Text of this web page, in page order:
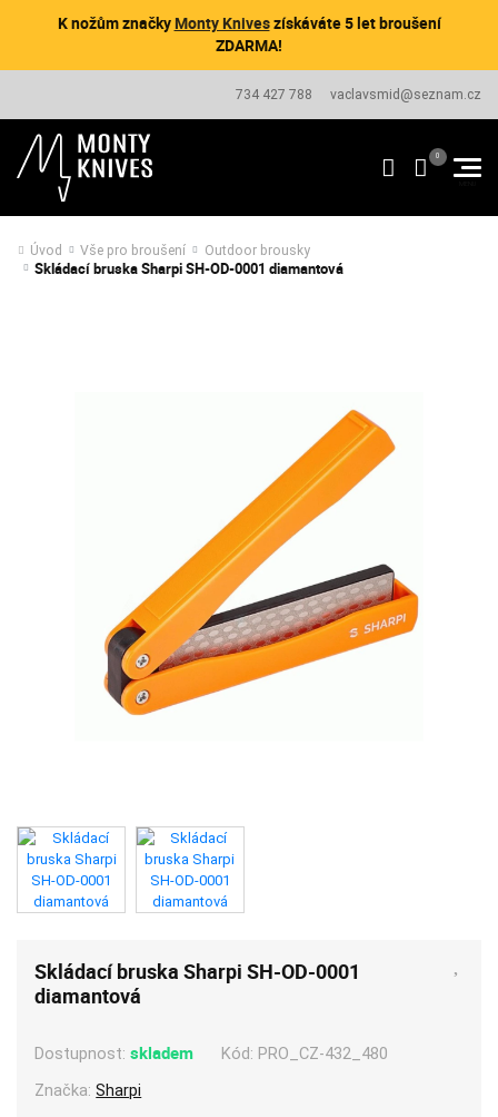
K nožům značkyMonty Kniveszískáváte 5 let broušení
ZDARMA!
734 427 788 vaclavsmid@seznam.cz
Úvod Vše pro broušení Outdoor brousky
Skládací bruska Sharpi SH-OD-0001 diamantová
Skládací bruska Sharpi SH-OD-0001
diamantová
Dostupnost:skladem Kód: PRO_CZ-432_480
Značka:Sharpi